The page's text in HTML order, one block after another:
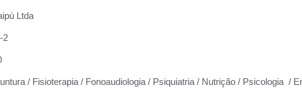
Ltda
2
/ Fisioterapia / Fonoaudiologia / Psiquiatria / Nutrição / Psicologia /